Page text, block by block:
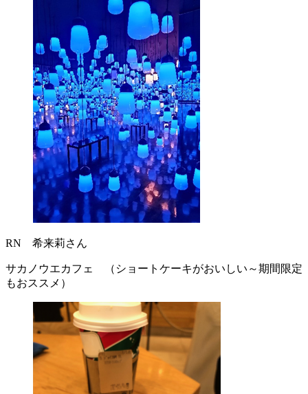
RN 希来莉さん
サカノウエカフェ （ショートケーキがおいしい～期間限定
もおススメ）